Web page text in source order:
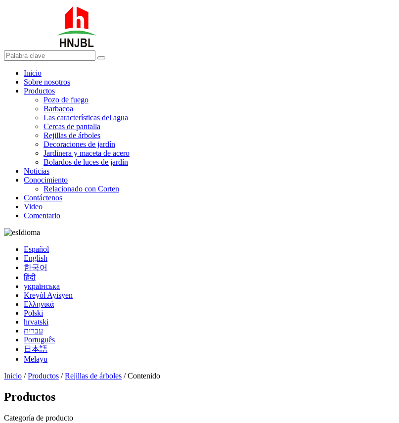
Inicio
Sobre nosotros
Productos
Pozo de fuego
Barbacoa
Las características del agua
Cercas de pantalla
Rejillas de árboles
Decoraciones de jardín
Jardinera y maceta de acero
Bolardos de luces de jardín
Noticias
Conocimiento
Relacionado con Corten
Contáctenos
Video
Comentario
Idioma
Español
English
한국어
हिंदी
українська
Kreyòl Ayisyen
Ελληνικά
Polski
hrvatski
עברית
Português
日本語
Melayu
Inicio /Productos /Rejillas de árboles / Contenido
Productos
Categoría de producto